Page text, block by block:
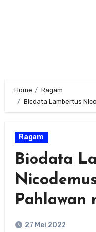
Home
Ragam
Biodata Lambertus
Ragam
Biodata
Pahlawan
27 Mei 2022